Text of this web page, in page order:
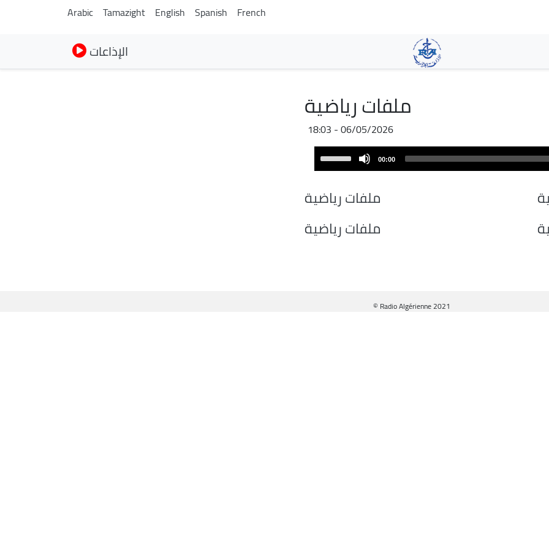
main
content
Arabic Tamazight English Spanish French
الإذاعات
ملفات رياضية
06/05/2026 - 18:03
Player
00:00
keys
increase
ملفات رياضية
ملفات رياضية
© Radio Algérienne 2021